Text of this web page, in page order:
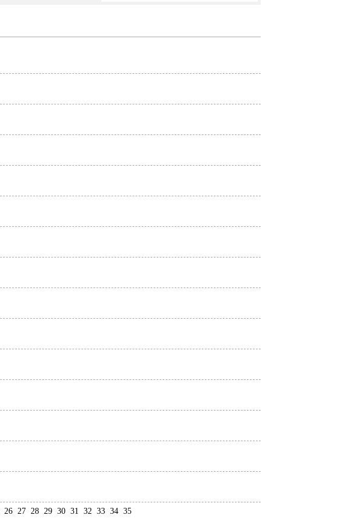
26 27 28 29 30 31 32 33 34 35